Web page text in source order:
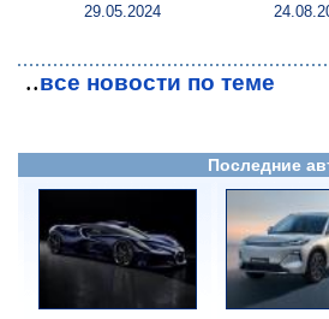
29.05.2024
..все новости по теме
Последние